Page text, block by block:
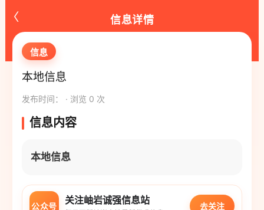
‹ 信息详情
信息
本地信息
发布时间： · 浏览 0 次
信息内容
本地信息
公众号
关注岫岩诚强信息站
去关注